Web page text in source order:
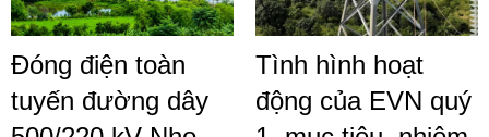
Đóng điện toàn
tuyến đường dây
Tình hình hoạt
động của EVN quý